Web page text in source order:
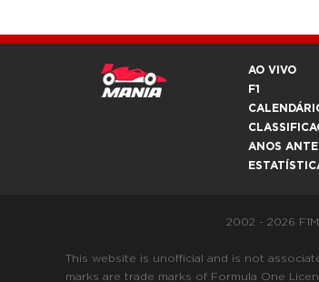
AO VIVO
F1
ANOS
2002 - 2026
This website is unofficial and is not
marks are trade marks of Formula One